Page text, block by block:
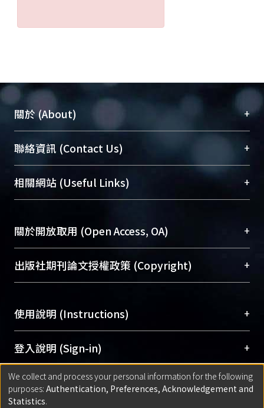
關於 (About) +
臺大位居世界頂尖大學之列，為永久珍藏及向國際
展現本校豐碩的研究成果及學術能量，圖書館整合
機構典藏（NTUR）與學術庫（AH）不同功能平
台，成為臺大學術典藏NTU scholars。期能整合研
成果。
To permanently archive and promote researcher
profiles and scholarly works, Library integrates the
services of “NTU Repository” with “Academic
聯絡資訊 (Contact Us) +
總館學科館員(Main Library)
醫學圖書館學科館員(Medical Library)
Sciences Library)
相關網站 (Useful Links) +
關於開放取用 (Open Access, OA) +
開放取用是從使用者角度提升資訊取用性的社會運
動，應用在學術研究上是透過將研究著作公開供使
用逐年攀升。同時可加速研究發展、提升研究影響
Archive）平台。 （點選深入了解OA）
出版社期刊論文授權政策 (Copyright) +
含部分內容的版權非匯入者所有，或由第三方贊
助與合作完成，請確認該版權所有者及第三方同
意提供此授權。
Please represent that the submission is your
original work, and that you have the right to
grant the rights to upload.
使用說明 (Instructions) +
網站簡介(Quickstart Guide)
使用手冊(Instruction Manual)
線上預約服務(Booking Service)
登入說明 (Sign-in) +
方案一：臺灣大學計算機中心帳號登入
(With C&INC Email Account)
匯入著作 (Submission) +
We collect and process your personal information for the following
purposes: Authentication, Preferences, Acknowledgement and
Statistics.